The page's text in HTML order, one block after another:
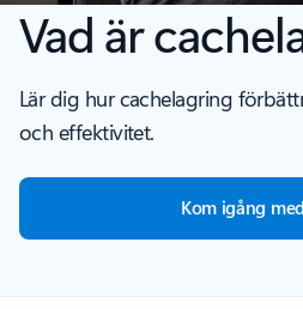
Vad är
Lär dig hur cachelagring
och effektivitet.
Kom igång